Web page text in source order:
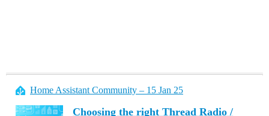
Home Assistant Community – 15 Jan 25
Choosing the right Thread Radio /